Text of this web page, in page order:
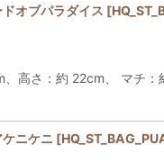
オブパラダイス [
高さ：約 22cm、 マチ
ニケニ [